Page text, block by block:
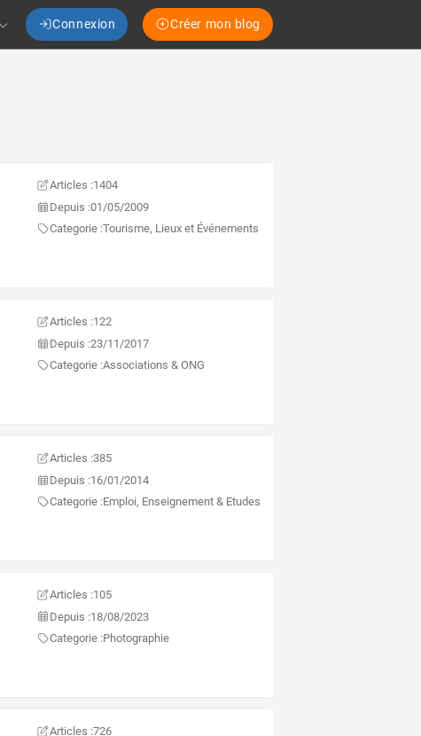
Connexion Créer mon blog
Articles :1404
Depuis :01/05/2009
Categorie :Tourisme, Lieux et Événements
Articles :122
Depuis :23/11/2017
Categorie :Associations & ONG
Articles :385
Depuis :16/01/2014
Categorie :Emploi, Enseignement & Etudes
Articles :105
Depuis :18/08/2023
Categorie :Photographie
Articles :726